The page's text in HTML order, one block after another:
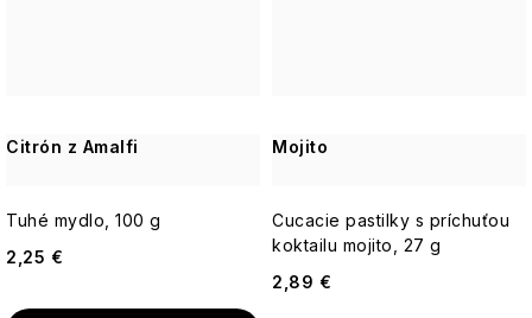
Citrón z Amalfi
Tuhé mydlo, 100 g
2,25 €
Mojito
Cucacie pastilky s príchuťou
koktailu mojito, 27 g
2,89 €